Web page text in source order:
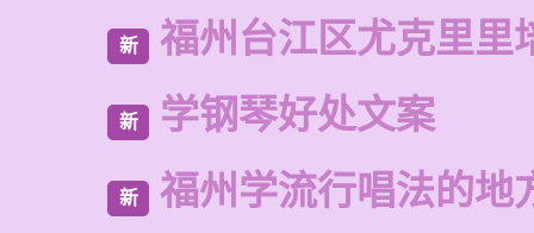
新 福州台江区尤克里里
新 学钢琴好处文案
新 福州学流行唱法的地